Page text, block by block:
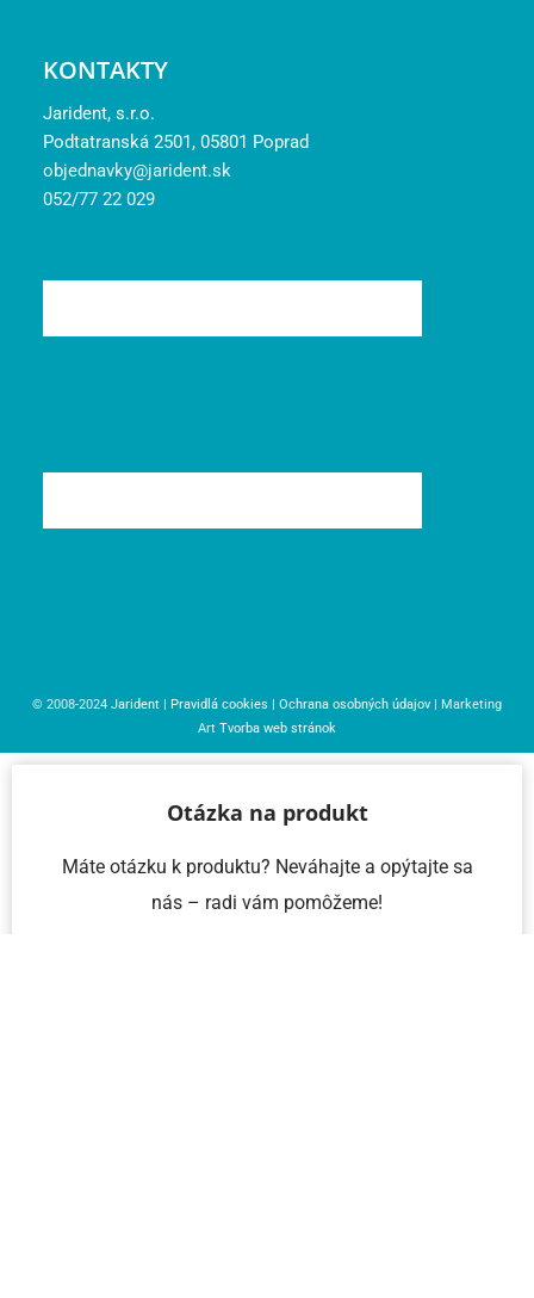
KONTAKTY
Jarident, s.r.o.
Podtatranská 2501, 05801 Poprad
objednavky@jarident.sk
052/77 22 029
© 2008-2024 Jarident Pravidlá cookies Ochrana osobných údajov | Marketing
Art Tvorba web stránok
Otázka na produkt
Máte otázku k produktu? Neváhajte a opýtajte sa
nás – radi vám pomôžeme!